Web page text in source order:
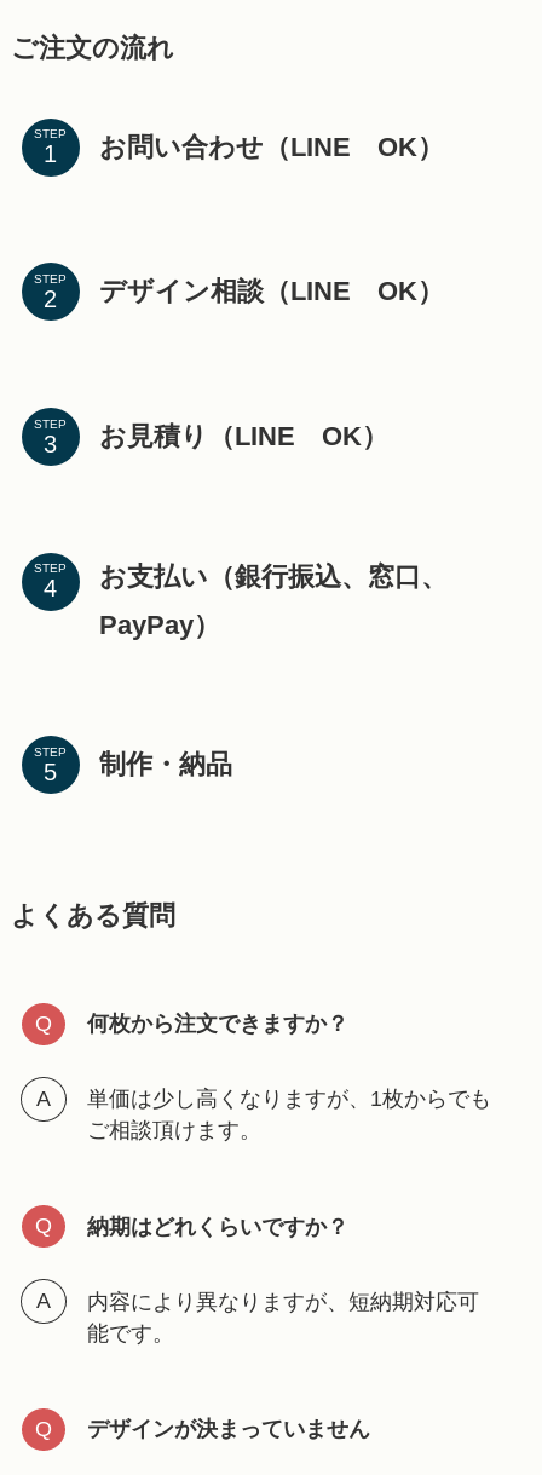
ご注文の流れ
STEP お問い合わせ（LINE OK）
STEP デザイン相談（LINE OK）
STEP お見積り（LINE OK）
STEP
お支払い（銀行振込、窓口、
PayPay）
STEP 制作・納品
よくある質問
何枚から注文できますか？
単価は少し高くなりますが、1枚からでも
ご相談頂けます。
納期はどれくらいですか？
内容により異なりますが、短納期対応可
能です。
デザインが決まっていません